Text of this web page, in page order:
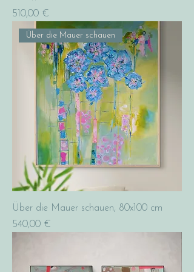
Preis
510,00 €
Über die Mauer schauen
Über die Mauer schauen, 80x100 cm
Preis
540,00 €